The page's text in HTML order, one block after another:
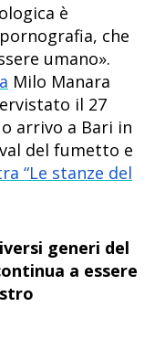
è
che
umano».
Milo Manara
il 27
arrivo a Bari in
del fumetto e
“Le stanze del
generi del
a essere